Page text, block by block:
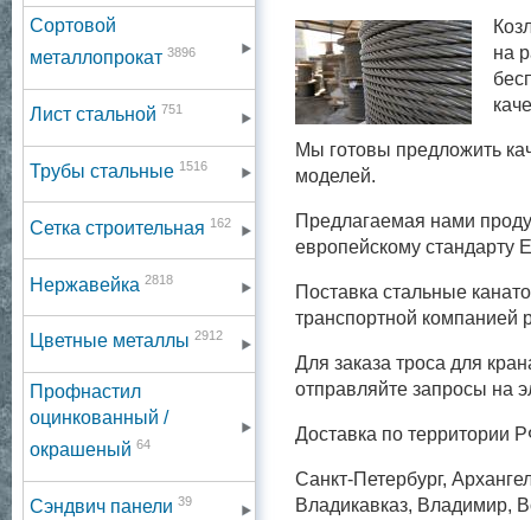
Сортовой
металлопрокат 3896
Лист стальной 751
Трубы стальные 1516
Сетка строительная 162
Нержавейка 2818
Цветные металлы 2912
Профнастил
оцинкованный /
окрашеный 64
Сэндвич панели 39
на
Мы готовы предложить
моделей.
Предлагаемая нами
европейскому стандарту
Поставка стальные
транспортной
Для заказа троса для
отправляйте запросы на
Доставка по территории
Санкт-Петербург,
Владикавказ, Владимир,